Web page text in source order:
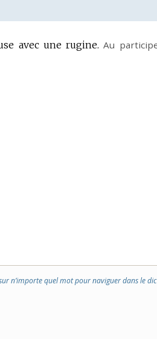
avec une rugine. Au
n’importe quel mot pour naviguer dans le